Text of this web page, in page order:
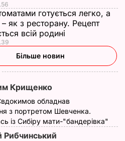
готується легко, а
як з ресторану. Рецепт
всій родині
Більше новин
Крищенко
обладнав
з портретом Шевченка.
із Сибіру мати-"бандерівка"
Рибчинський